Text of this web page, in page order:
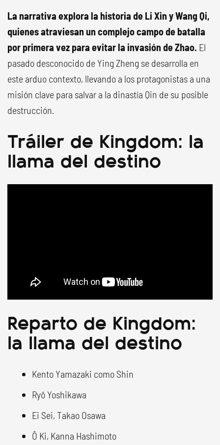
La narrativa explora la historia de Li Xin y Wang Qi,
quienes atraviesan un complejo campo de batalla
por primera vez para evitar la invasión de Zhao. El
pasado desconocido de Ying Zheng se desarrolla en
este arduo contexto, llevando a los protagonistas a una
misión clave para salvar a la dinastía Qin de su posible
destrucción.
Tráiler de Kingdom: la
llama del destino
Reparto de Kingdom:
la llama del destino
Kento Yamazaki como Shin
Ryô Yoshikawa
Ei Sei, Takao Osawa
Ô Ki, Kanna Hashimoto